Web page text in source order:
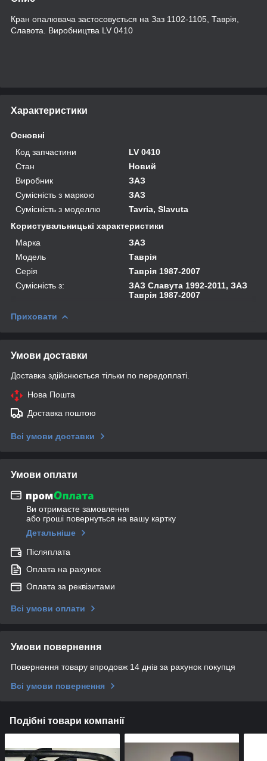
Кран опалювача застосовується на Заз 1102-1105, Таврія,
Славота. Виробництва LV 0410
Характеристики
Основні
Код запчастини
LV 0410
Стан
Новий
Виробник
ЗАЗ
Сумісність з маркою
ЗАЗ
Сумісність з моделлю
Tavria, Slavuta
Користувальницькі характеристики
Марка
ЗАЗ
Модель
Таврія
Серія
Таврія 1987-2007
Сумісність з:
ЗАЗ Славута 1992-2011, ЗАЗ
Таврія 1987-2007
Приховати
Умови доставки
Доставка здійснюється тільки по передоплаті.
Нова Пошта
Доставка поштою
Всі умови доставки
Умови оплати
Ви отримаєте замовлення
або гроші повернуться на вашу картку
Детальніше
Післяплата
Оплата на рахунок
Оплата за реквізитами
Всі умови оплати
Умови повернення
Повернення товару впродовж 14 днів за рахунок покупця
Всі умови повернення
Подібні товари компанії